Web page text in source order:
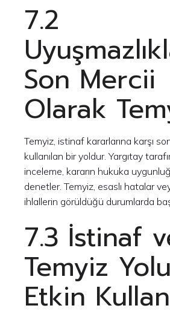
7.2
Son Mercii
Olarak
Temyiz, istinaf kararlarına karşı
kullanılan bir yoldur. Yargıtay
inceleme, kararın hukuka
denetler. Temyiz, esaslı hatalar
ihlallerin görüldüğü durumlarda
7.3 İstinaf
Temyiz
Etkin